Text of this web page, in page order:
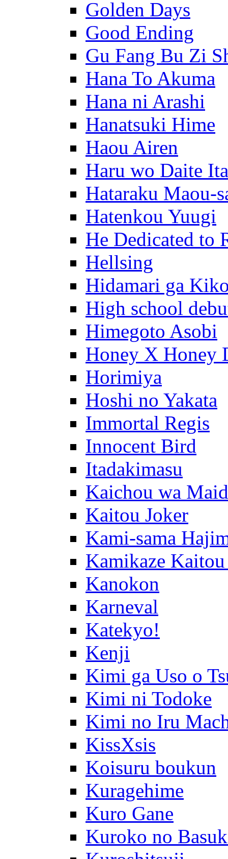
Golden Days
Good Ending
Gu Fang Bu Zi
Hana To Akuma
Hana ni Arashi
Hanatsuki Hime
Haou Airen
Haru wo Daite Ita
Hataraku Maou-
Hatenkou Yuugi
He Dedicated to
Hellsing
Hidamari ga
High school
Himegoto Asobi
Honey X Honey
Horimiya
Hoshi no Yakata
Immortal Regis
Innocent Bird
Itadakimasu
Kaichou wa
Kaitou Joker
Kami-sama
Kamikaze Kaitou
Kanokon
Karneval
Katekyo!
Kenji
Kimi ga Uso o
Kimi ni Todoke
Kimi no Iru
KissXsis
Koisuru boukun
Kuragehime
Kuro Gane
Kuroko no